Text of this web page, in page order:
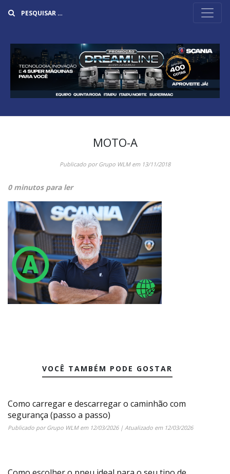
MOTO-A
Publicado porGrupo WLMem 13/11/2018
0 minutos para ler
VOCÊ TAMBÉM PODE GOSTAR
Como carregar e descarregar o caminhão com
segurança (passo a passo)
Publicado porGrupo WLMem 12/03/2026| Atualizado em 12/03/2026